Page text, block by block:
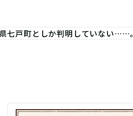
七戸町としか判明していない……。